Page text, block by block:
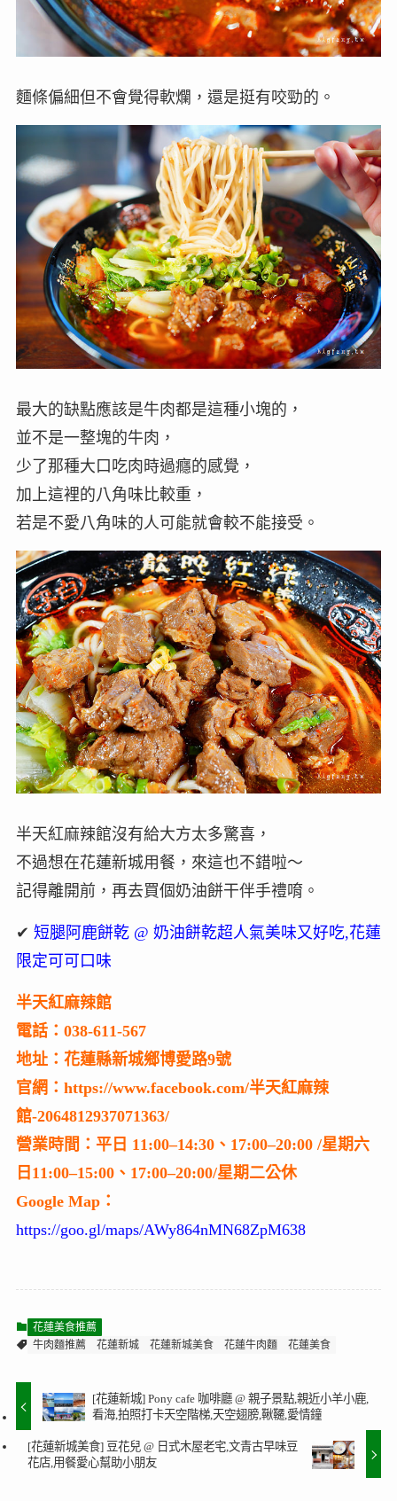
麵條偏細但不會覺得軟爛，還是挺有咬勁的。
最大的缺點應該是牛肉都是這種小塊的，
並不是一整塊的牛肉，
少了那種大口吃肉時過癮的感覺，
加上這裡的八角味比較重，
若是不愛八角味的人可能就會較不能接受。
半天紅麻辣館沒有給大方太多驚喜，
不過想在花蓮新城用餐，來這也不錯啦～
記得離開前，再去買個奶油餅干伴手禮唷。
✔ 短腿阿鹿餅乾 @ 奶油餅乾超人氣美味又好吃,花蓮
限定可可口味
半天紅麻辣館
電話：038-611-567
地址：花蓮縣新城鄉博愛路9號
官網：https://www.facebook.com/半天紅麻辣
館-2064812937071363/
營業時間：平日 11:00–14:30、17:00–20:00 /星期六
日11:00–15:00、17:00–20:00/星期二公休
Google Map：
https://goo.gl/maps/AWy864nMN68ZpM638
花蓮美食推薦
牛肉麵推薦
花蓮新城 花蓮新城美食 花蓮牛肉麵 花蓮美食
[花蓮新城] Pony cafe 咖啡廳 @ 親子景點,親近小羊小鹿,
看海,拍照打卡天空階梯,天空翅膀,鞦韆,愛情鐘
[花蓮新城美食] 豆花兒 @ 日式木屋老宅,文青古早味豆
花店,用餐愛心幫助小朋友